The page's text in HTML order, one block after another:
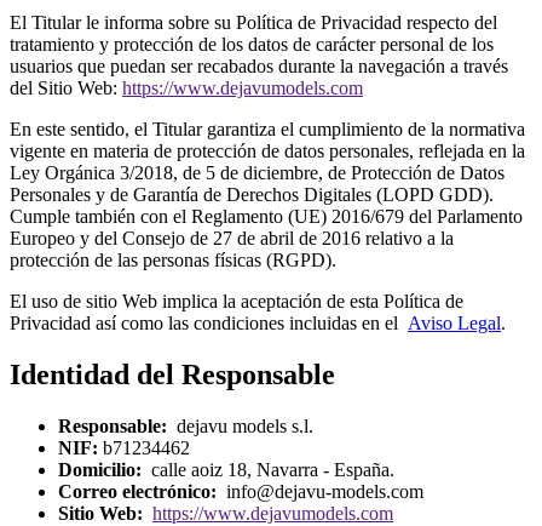
El Titular le informa sobre su Política de Privacidad respecto del
tratamiento y protección de los datos de carácter personal de los
usuarios que puedan ser recabados durante la navegación a través
del Sitio Web: https://www.dejavumodels.com
En este sentido, el Titular garantiza el cumplimiento de la normativa
vigente en materia de protección de datos personales, reflejada en la
Ley Orgánica 3/2018, de 5 de diciembre, de Protección de Datos
Personales y de Garantía de Derechos Digitales (LOPD GDD).
Cumple también con el Reglamento (UE) 2016/679 del Parlamento
Europeo y del Consejo de 27 de abril de 2016 relativo a la
protección de las personas físicas (RGPD).
El uso de sitio Web implica la aceptación de esta Política de
Privacidad así como las condiciones incluidas en el Aviso Legal.
Identidad del Responsable
Responsable: dejavu models s.l.
NIF: b71234462
Domicilio: calle aoiz 18, Navarra - España.
Correo electrónico: info@dejavu-models.com
Sitio Web: https://www.dejavumodels.com